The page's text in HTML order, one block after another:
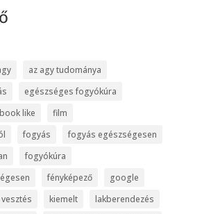
az agy tudománya
egészséges fogyókúra
like
film
fogyás
fogyás egészségesen
fogyókúra
fényképező
google
kiemelt
lakberendezés